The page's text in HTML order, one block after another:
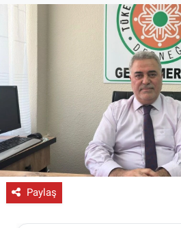
Paylaş
Eskişehir Haber İçerikleri
Eskişehir Hava Durumu
Eskişehir Tramvay Saatleri
Eskişehir Otobüs Saatleri